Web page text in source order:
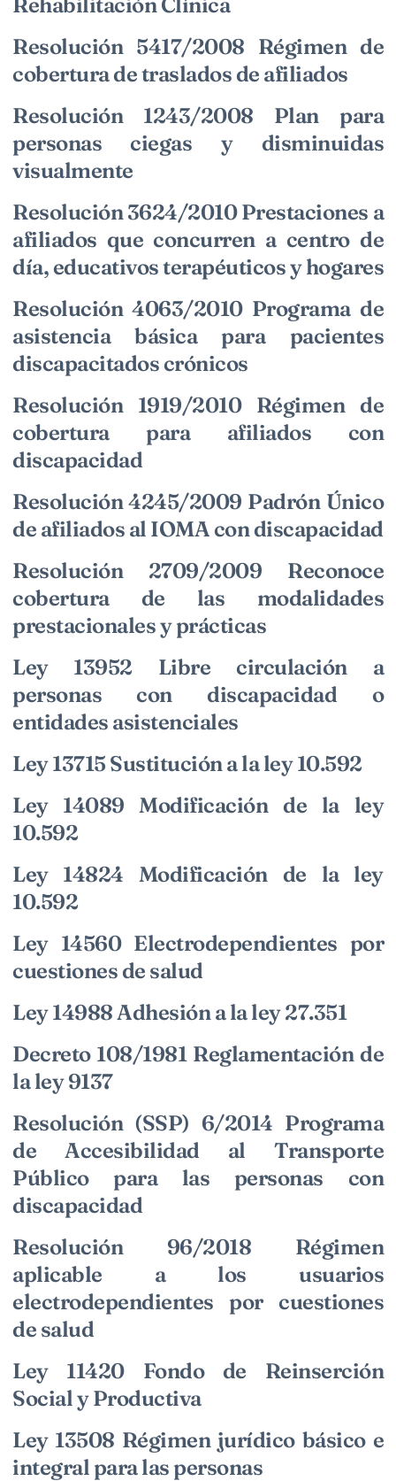
Resolución 5417/2008 Régimen de
cobertura de traslados de afiliados
Resolución 1243/2008 Plan para
personas ciegas y disminuidas
visualmente
Resolución 3624/2010 Prestaciones a
afiliados que concurren a centro de
día, educativos terapéuticos y hogares
Resolución 4063/2010 Programa de
asistencia básica para pacientes
discapacitados crónicos
Resolución 1919/2010 Régimen de
cobertura para afiliados con
discapacidad
Resolución 4245/2009 Padrón Único
de afiliados al IOMA con discapacidad
Resolución 2709/2009 Reconoce
cobertura de las modalidades
prestacionales y prácticas
Ley 13952 Libre circulación a
personas con discapacidad o
entidades asistenciales
Ley 13715 Sustitución a la ley 10.592
Ley 14089 Modificación de la ley
10.592
Ley 14824 Modificación de la ley
10.592
Ley 14560 Electrodependientes por
cuestiones de salud
Ley 14988 Adhesión a la ley 27.351
Decreto 108/1981 Reglamentación de
la ley 9137
Resolución (SSP) 6/2014 Programa
de Accesibilidad al Transporte
Público para las personas con
discapacidad
Resolución 96/2018 Régimen
aplicable a los usuarios
electrodependientes por cuestiones
de salud
Ley 11420 Fondo de Reinserción
Social y Productiva
Ley 13508 Régimen jurídico básico e
integral para las personas